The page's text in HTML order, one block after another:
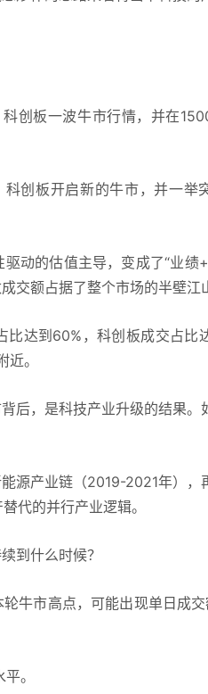
板一波牛市行情，并在
板开启新的牛市，并一举
的估值主导，变成了“业绩+
交额占据了整个市场的半壁江
达到60%，科创板成交占比
。
后，是科技产业升级的结果。
源产业链（2019-2021年），
代的并行产业逻辑。
到什么时候？
牛市高点，可能出现单日成交
。